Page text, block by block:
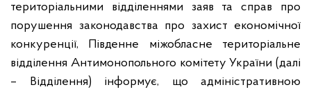
територіальними відділеннями заяв та справ про
порушення законодавства про захист економічної
конкуренції, Південне міжобласне територіальне
відділення Антимонопольного комітету України (далі
– Відділення) інформує, що адміністративною